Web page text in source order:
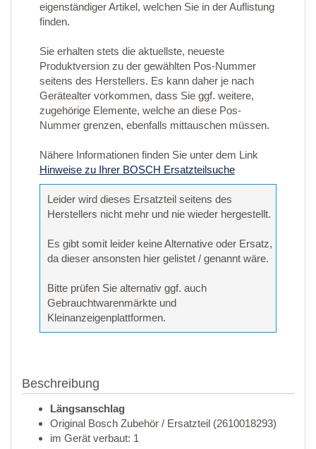
eigenständiger Artikel, welchen Sie in der Auflistung
finden.
Sie erhalten stets die aktuellste, neueste
Produktversion zu der gewählten Pos-Nummer
seitens des Herstellers. Es kann daher je nach
Gerätealter vorkommen, dass Sie ggf. weitere,
zugehörige Elemente, welche an diese Pos-
Nummer grenzen, ebenfalls mittauschen müssen.
Nähere Informationen finden Sie unter dem Link
Hinweise zu Ihrer BOSCH Ersatzteilsuche
Leider wird dieses Ersatzteil seitens des
Herstellers nicht mehr und nie wieder hergestellt.
Es gibt somit leider keine Alternative oder Ersatz,
da dieser ansonsten hier gelistet / genannt wäre.
Bitte prüfen Sie alternativ ggf. auch
Gebrauchtwarenmärkte und
Kleinanzeigenplattformen.
Beschreibung
Längsanschlag
Original Bosch Zubehör / Ersatzteil (2610018293)
im Gerät verbaut: 1